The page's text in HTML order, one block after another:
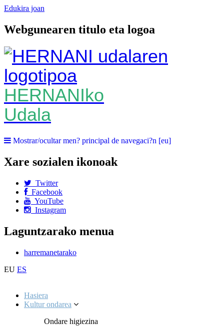
Edukira joan
Webgunearen titulo eta logoa
HERNANIko
Udala
Mostrar/ocultar men? principal de navegaci?n [eu]
Xare sozialen ikonoak
Twitter
Facebook
YouTube
Instagram
Laguntzarako menua
harremanetarako
EU ES
Hasiera
Kultur ondarea
Ondare higiezina